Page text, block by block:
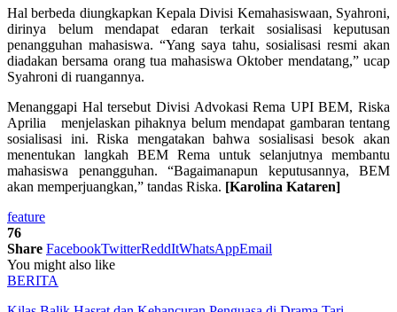
Hal berbeda diungkapkan Kepala Divisi Kemahasiswaan, Syahroni,
dirinya belum mendapat edaran terkait sosialisasi keputusan
penangguhan mahasiswa. “Yang saya tahu, sosialisasi resmi akan
diadakan bersama orang tua mahasiswa Oktober mendatang,” ucap
Syahroni di ruangannya.
Menanggapi Hal tersebut Divisi Advokasi Rema UPI BEM, Riska
Aprilia menjelaskan pihaknya belum mendapat gambaran tentang
sosialisasi ini. Riska mengatakan bahwa sosialisasi besok akan
menentukan langkah BEM Rema untuk selanjutnya membantu
mahasiswa penangguhan. “Bagaimanapun keputusannya, BEM
akan memperjuangkan,” tandas Riska. [Karolina Kataren]
feature
76
Share FacebookTwitterReddItWhatsAppEmail
You might also like
BERITA